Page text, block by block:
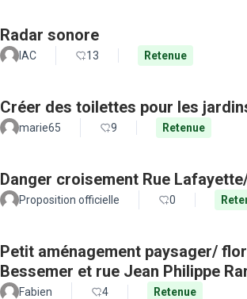
Radar sonore
IAC 13 Retenue
Créer des toilettes pour les
marie65 9 Retenue
Danger croisement Rue
Proposition officielle 0
Petit aménagement paysager/
Bessemer et rue Jean Philippe
Fabien 4 Retenue